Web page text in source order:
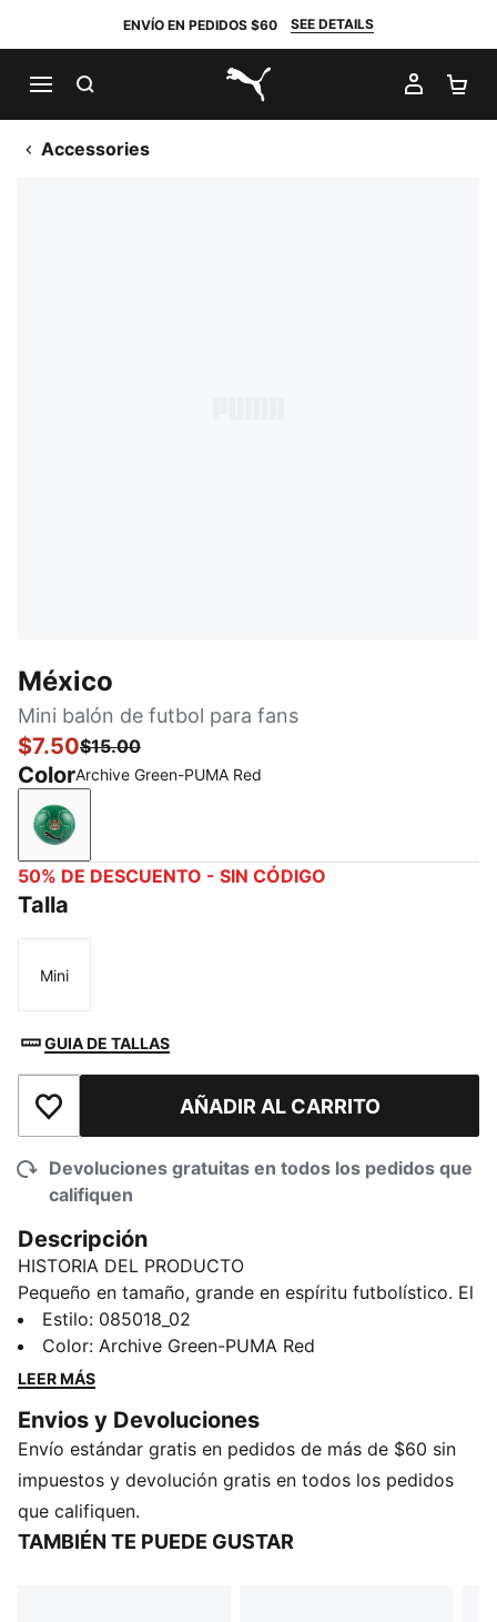
ENVÍO EN PEDIDOS $60 SEE DETAILS
PUMA.com
MI
Accessories
México
Mini balón de futbol para fans
$7.50$15.00
ColorArchive Green-PUMA Red
Archive Green-PUMA Red
50% DE DESCUENTO - SIN CÓDIGO
Talla
Talla
Mini
GUIA DE TALLAS
Añadir a la lista de deseosAÑADIR AL CARRITO
Devoluciones gratuitas en todos los pedidos que
califiquen
Descripción
HISTORIA DEL PRODUCTO
Pequeño en tamaño, grande en espíritu futbolístico. El
mini balón de México presenta un llamativo acabado
metálico y una estructura clásica de 32 paneles para
toques rápidos y creatividad. Mételo en tu mochila,
DETALLES
Estructura de 32 paneles
Cosido a máquina
Acabado metálico
Marca oficial del equipo
Estilo: 085018_02
Color: Archive Green-PUMA Red
LEER MÁS
Envios y Devoluciones
Envío estándar gratis en pedidos de más de $60 sin
impuestos y devolución gratis en todos los pedidos
que califiquen.
TAMBIÉN TE PUEDE GUSTAR